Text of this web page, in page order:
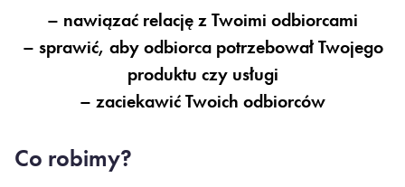
– nawiązać relację z Twoimi odbiorcami
– sprawić, aby odbiorca potrzebował Twojego
produktu czy usługi
– zaciekawić Twoich odbiorców
Co robimy?